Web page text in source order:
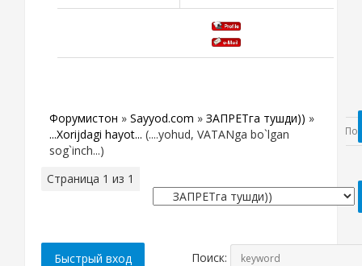
Форумистон » Sayyod.com » ЗАПРЕТга тушди)) »
...Xorijdagi hayot... (....yohud, VATANga bo`lgan
sog`inch...)
Страница 1 из 1
Поиск: